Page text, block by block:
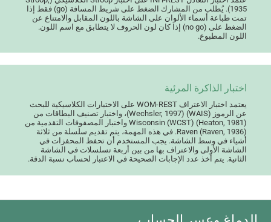
1935). يُطلب من المشارك الضغط على شريط المسافة (go) فقط إذا
تمت طباعة أسماء الألوان على الشاشة باللون المقابل والامتناع عن
الضغط على (no go) إذا كان لون الحروف لا يتطابق مع اسم اللون.
اللون المطبوع.
اختبار الذاكرة المرئية
يعتمد اختبار الاعتراف WOM-REST على الاختبارات الكلاسيكية للبحث
عن الرموز (WAIS) (Wechsler, 1997)، واختبار تصنيف البطاقات من
Wisconsin (WCST) (Heaton, 1981) واختبار المصفوفات التقدمية من
Raven (Raven, 1936). في هذه المهمة، يتم تقديم سلسلة من ثلاثة
أشياء في وسط الشاشة. يجب المستخدم أن تحفظ المحفزات في
الشاشة الأولى والاعتراف بها من بين أربعة تسلسلات في الشاشة
الثانية. يتم أخذ عدد الإجابات الصحيحة في الاعتبار لحساب نسبة الدقة.